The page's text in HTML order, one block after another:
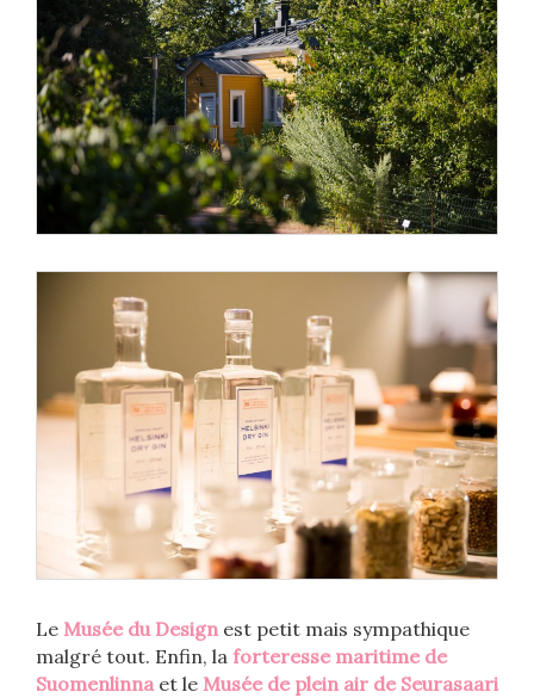
Le Musée du Designest petit mais sympathique
malgré tout. Enfin, la forteresse maritime de
Suomenlinnaet le Musée de plein air de Seurasaari